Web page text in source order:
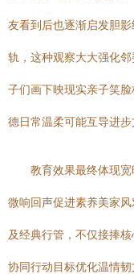
友看到后也逐渐启发胆
轨，这种观察大大强化
子们画下映现实亲子笑
德日常温柔可能互导进步
教育效果最终体现
微响回声促进素养美家
及经典行管，不仅接捧
协同行动目标优化温情